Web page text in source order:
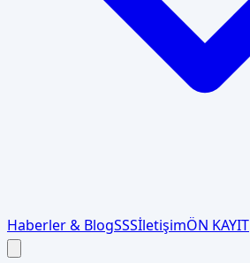
Haberler & BlogSSSİletişimÖN KAYIT